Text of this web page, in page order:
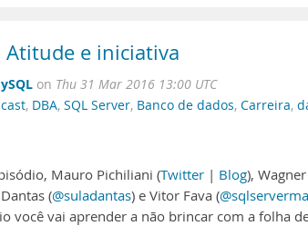
Atitude e iniciativa
on Thu 31 Mar 2016 13:00 UTC
, DBA, SQL Server, Banco de dados, Carreira,
Mauro Pichiliani (Twitter | Blog),
(@suladantas) e Vitor Fava (
você vai aprender a não brincar com a folha